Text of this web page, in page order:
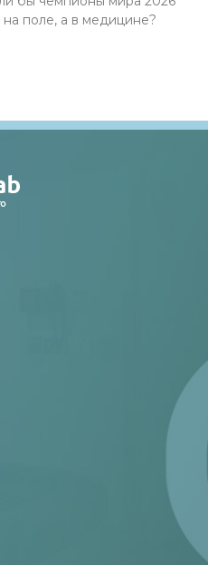
на поле, а в медицине?